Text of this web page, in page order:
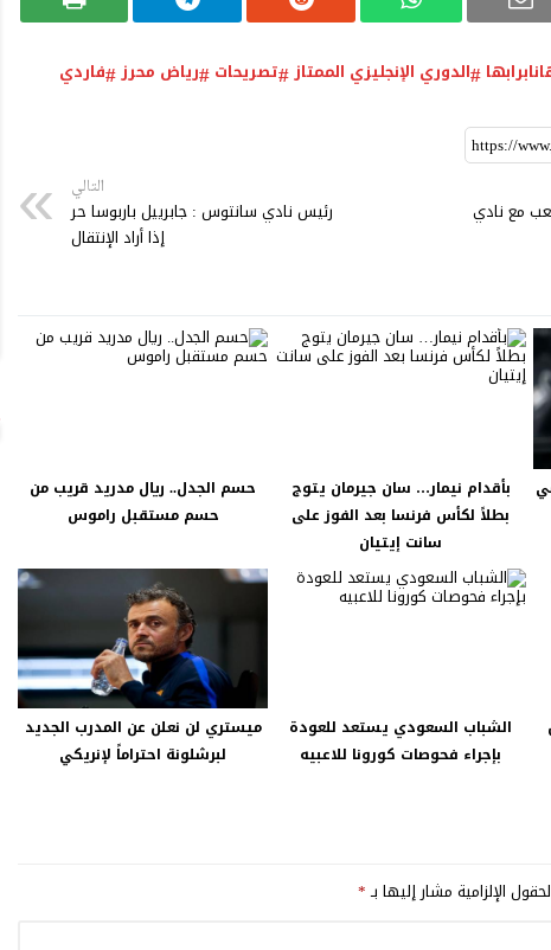
الدوري الإنجليزي الممتاز تصريحات رياض محرز فاردي
مع نادي
التالي
رئيس نادي سانتوس : جابرييل باربوسا حر
إذا أراد الإنتقال
بأقدام نيمار… سان جيرمان يتوج
بطلاً لكأس فرنسا بعد الفوز على
سانت إيتيان
حسم الجدل.. ريال مدريد قريب من
حسم مستقبل راموس
الشباب السعودي يستعد للعودة
بإجراء فحوصات كورونا للاعبيه
ميستري لن نعلن عن المدرب الجديد
لبرشلونة احتراماً لإنريكي
الإلزامية مشار إليها بـ*